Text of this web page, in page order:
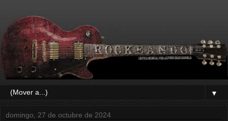
▼
domingo, 27 de octubre de 2024